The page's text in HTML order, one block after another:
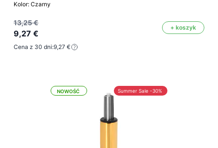
Kolor: Czarny
13,25 €
9,27 €
+ koszyk
Cena z 30 dni:9,27 €
Summer Sale -30%
NOWOŚĆ